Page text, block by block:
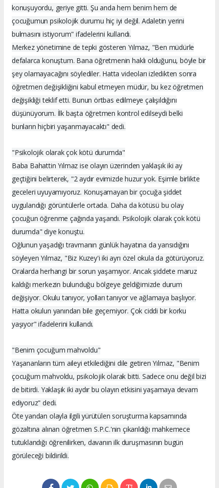
konuşuyordu, geriye gitti. Şu anda hem benim hem de
çocuğumun psikolojik durumu hiç iyi değil. Adaletin yerini
bulmasını istiyorum" ifadelerini kullandı.
Merkez yönetimine de tepki gösteren Yılmaz, "Ben müdürle
defalarca konuştum. Bana öğretmenin haklı olduğunu, böyle bir
şey olamayacağını söylediler. Hatta videoları izledikten sonra
öğretmen değişikliğini kabul etmeyen müdür, bu kez öğretmen
değişikliği teklif etti. Bunun örtbas edilmeye çalışıldığını
düşünüyorum. İlk başta öğretmen kontrol edilseydi belki
bunların hiçbiri yaşanmayacaktı" dedi.
"Psikolojik olarak çok kötü durumda"
Baba Bahattin Yılmaz ise olayın üzerinden yaklaşık iki ay
geçtiğini belirterek, "2 aydır evimizde huzur yok. Eşimle birlikte
geceleri uyuyamıyoruz. Konuşamayan bir çocuğa şiddet
uygulandığı görüntülerle ortada. Daha da kötüsü bu olay
çocuğun öğrenme çağında yaşandı. Psikolojik olarak çok kötü
durumda" diye konuştu.
Oğlunun yaşadığı travmanın günlük hayatına da yansıdığını
söyleyen Yılmaz, "Biz Kuzey'i iki ayrı özel okula da götürüyoruz.
Oralarda herhangi bir sorun yaşamıyor. Ancak şiddete maruz
kaldığı merkezin bulunduğu bölgeye geldiğimizde durum
değişiyor. Okulu tanıyor, yolları tanıyor ve ağlamaya başlıyor.
Hatta okulun yanından bile geçemiyor. Çok ciddi bir korku
yaşıyor" ifadelerini kullandı.
"Benim çocuğum mahvoldu"
Yaşananların tüm aileyi etkilediğini dile getiren Yılmaz, "Benim
çocuğum mahvoldu, psikolojik olarak bitti. Sadece onu değil bizi
de bitirdi. Yaklaşık iki aydır bu olayın etkisini yaşamaya devam
ediyoruz" dedi.
Öte yandan olayla ilgili yürütülen soruşturma kapsamında
gözaltına alınan öğretmen S.P.C.'nin çıkarıldığı mahkemece
tutuklandığı öğrenilirken, davanın ilk duruşmasının bugün
görüleceği bildirildi.